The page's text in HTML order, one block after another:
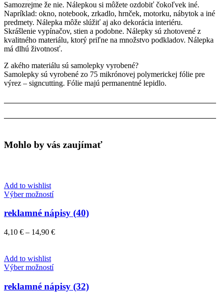
Samozrejme že nie. Nálepkou si môžete ozdobiť čokoľvek iné.
Napríklad: okno, notebook, zrkadlo, hrnček, motorku, nábytok a iné
predmety. Nálepka môže slúžiť aj ako dekorácia interiéru.
Skrášlenie vypínačov, stien a podobne. Nálepky sú zhotovené z
kvalitného materiálu, ktorý priľne na množstvo podkladov. Nálepka
má dlhú životnosť.
Z akého materiálu sú samolepky vyrobené?
Samolepky sú vyrobené zo 75 mikrónovej polymerickej fólie pre
výrez – signcutting. Fólie majú permanentné lepidlo.
Mohlo by vás zaujímať
Add to wishlist
Výber možnostíTento
má
viacero
variantov.
vybrať
na
stránke
reklamné nápisy (40)
4,10 € – 14,90 €Price
Add to wishlist
Výber možnostíTento
má
reklamné nápisy (32)